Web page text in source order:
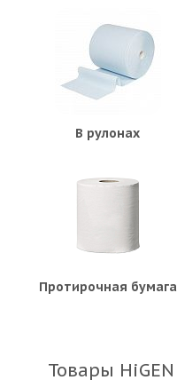
В рулонах
Протирочная бумага
Товары